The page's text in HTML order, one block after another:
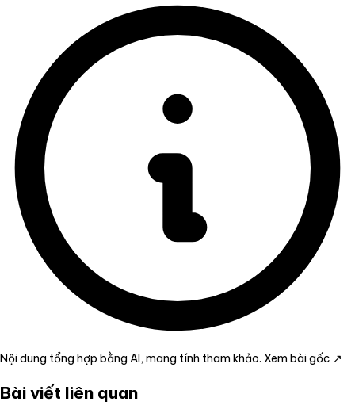
Nội dung tổng hợp bằng AI, mang tính tham khảo. Xem bài gốc ↗
Bài viết liên quan